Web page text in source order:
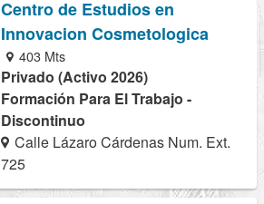
Centro de Estudios en
Innovacion Cosmetologica
403 Mts
Privado (Activo 2026)
Formación Para El Trabajo -
Discontinuo
Calle Lázaro Cárdenas Num. Ext.
725